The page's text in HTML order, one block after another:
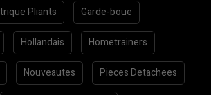
Pliants Garde-boue
Hollandais Hometrainers
Nouveautes Pieces Detachees